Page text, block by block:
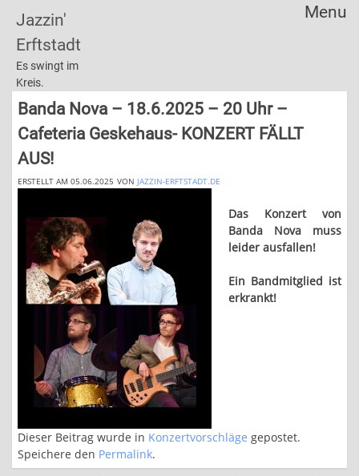
Jazzin'
Erftstadt
Es swingt im
Kreis.
Menu
Banda Nova – 18.6.2025 – 20 Uhr –
Cafeteria Geskehaus- KONZERT FÄLLT
AUS!
ERSTELLT AM 05.06.2025 VON JAZZIN-ERFTSTADT.DE
Das Konzert von
Banda Nova muss
leider ausfallen!
Ein Bandmitglied ist
erkrankt!
Dieser Beitrag wurde in Konzertvorschläge gepostet.
Speichere den Permalink.